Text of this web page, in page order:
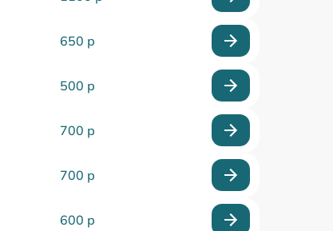
650 р
500 р
700 р
700 р
600 р